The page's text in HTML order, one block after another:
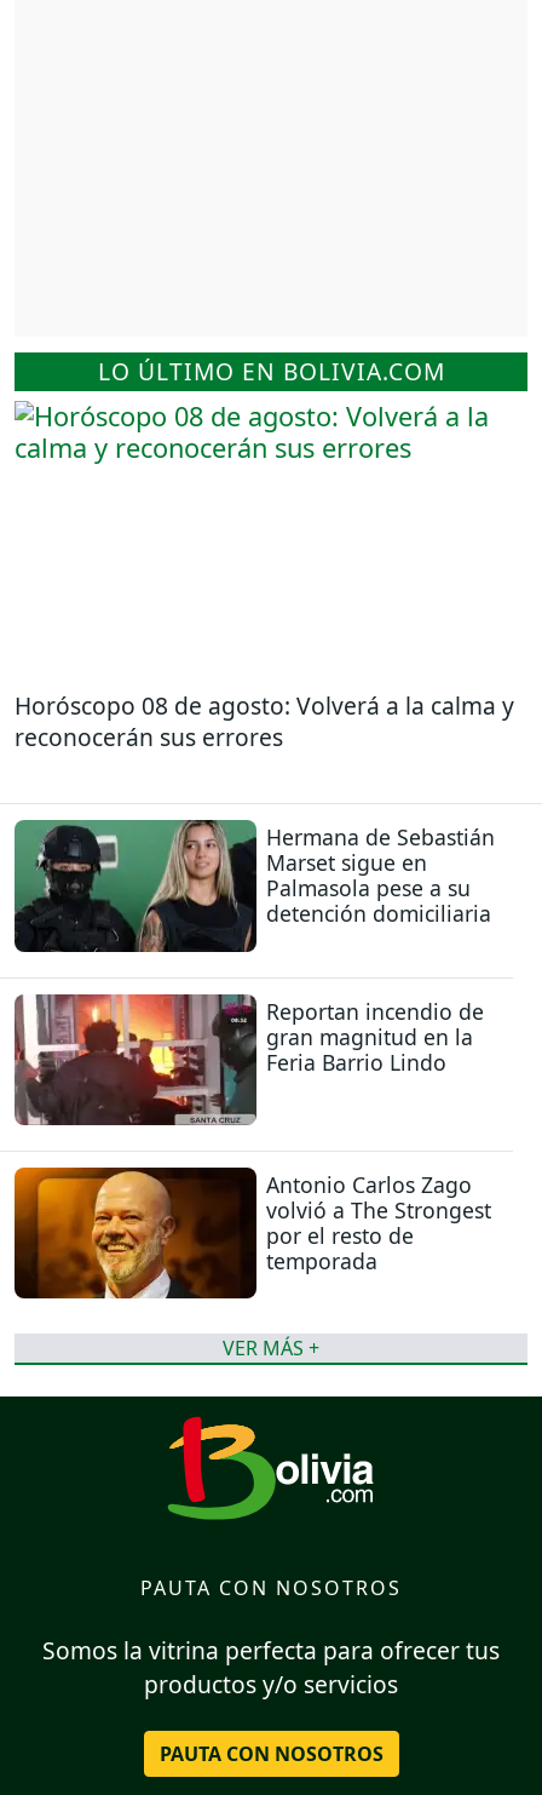
LO ÚLTIMO EN BOLIVIA.COM
Horóscopo 08 de agosto: Volverá a la calma y
reconocerán sus errores
Hermana de Sebastián
Marset sigue en
Palmasola pese a su
detención domiciliaria
Reportan incendio de
gran magnitud en la
Feria Barrio Lindo
Antonio Carlos Zago
volvió a The Strongest
por el resto de
temporada
VER MÁS +
PAUTA CON NOSOTROS
Somos la vitrina perfecta para ofrecer tus
productos y/o servicios
PAUTA CON NOSOTROS